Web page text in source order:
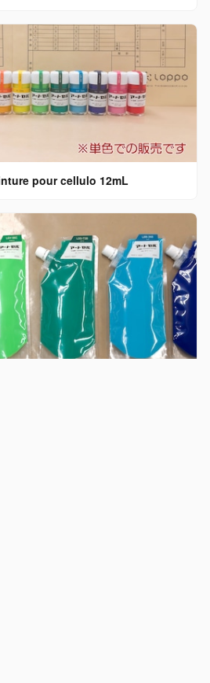
pour cellulo 12mL